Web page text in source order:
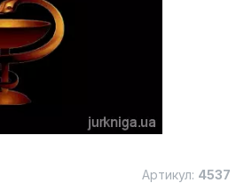
Артикул: 4537